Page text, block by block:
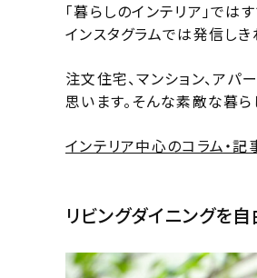
「暮らしのインテリア」では
インスタグラムでは発信し
注文住宅、マンション、ア
思います。そんな素敵な暮ら
インテリア中心のコラム・
リビングダイニングを